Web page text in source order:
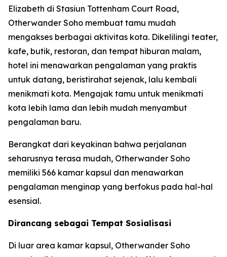
Elizabeth di Stasiun Tottenham Court Road,
Otherwander Soho membuat tamu mudah
mengakses berbagai aktivitas kota. Dikelilingi teater,
kafe, butik, restoran, dan tempat hiburan malam,
hotel ini menawarkan pengalaman yang praktis
untuk datang, beristirahat sejenak, lalu kembali
menikmati kota. Mengajak tamu untuk menikmati
kota lebih lama dan lebih mudah menyambut
pengalaman baru.
Berangkat dari keyakinan bahwa perjalanan
seharusnya terasa mudah, Otherwander Soho
memiliki 566 kamar kapsul dan menawarkan
pengalaman menginap yang berfokus pada hal-hal
esensial.
Dirancang sebagai Tempat Sosialisasi
Di luar area kamar kapsul, Otherwander Soho